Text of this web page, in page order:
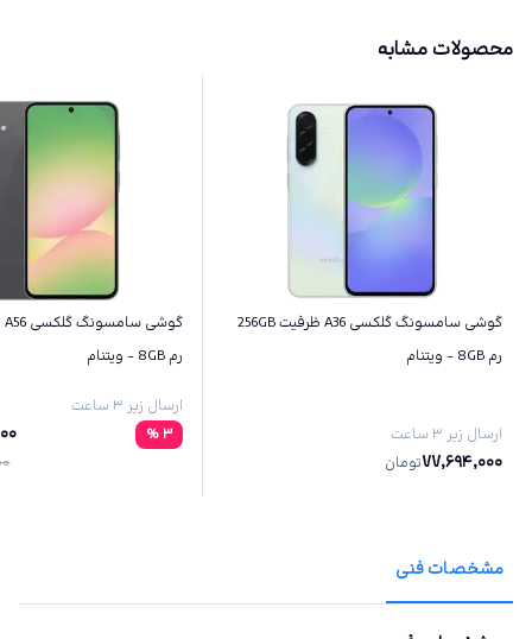
محصولات مشابه
گوشی سامسونگ گلکسی A36 ظرفیت 256GB
رم 8GB - ویتنام
ارسال زیر ۳ ساعت
77,694,000تومان
رم 8GB - ویتنام
ارسال زیر ۳ ساعت
3
%
مشخصات فنی